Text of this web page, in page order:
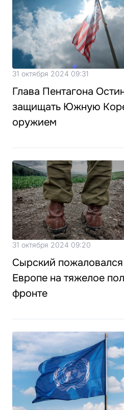
31 октября 2024 09:31
Глава Пентагона
защищать Южную
оружием
31 октября 2024 09:20
Сырский
Европе на тяжелое
фронте